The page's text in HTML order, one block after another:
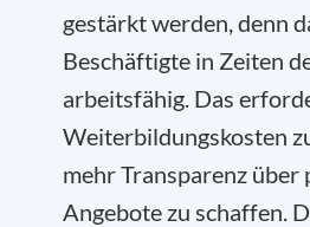
gestärkt werden, denn
Beschäftigte in Zeiten
arbeitsfähig. Das
Weiterbildungskosten
mehr Transparenz über
Angebote zu schaffen.